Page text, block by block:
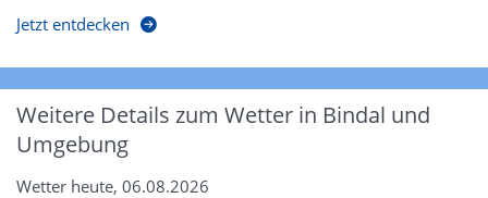
Jetzt entdecken
Weitere Details zum Wetter in Bindal und
Umgebung
Wetter heute, 06.08.2026